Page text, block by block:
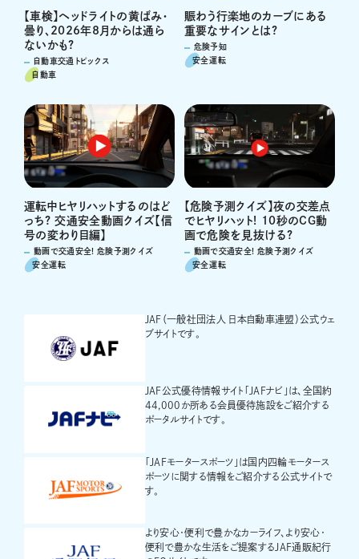
【車検】ヘッドライトの黄ばみ・
曇り、2026年8月からは通ら
ないかも?
自動車交通トピックス
自動車
賑わう行楽地のカーブにある
重要なサインとは?
危険予知
安全運転
運転中ヒヤリハットするのはど
っち? 交通安全動画クイズ【信
号の変わり目編】
動画で交通安全! 危険予測クイズ
安全運転
【危険予測クイズ】夜の交差点
でヒヤリハット! 10秒のCG動
画で危険を見抜ける?
動画で交通安全! 危険予測クイズ
安全運転
JAF（一般社団法人 日本自動車連盟）公式ウェ
ブサイトです。
JAF公式優待情報サイト「JAFナビ」は、全国約
44,000か所ある会員優待施設をご紹介する
ポータルサイトです。
「JAFモータースポーツ」は国内四輪モータース
ポーツに関する情報をご紹介する公式サイトで
す。
より安心・便利で豊かなカーライフ、より安心・
便利で豊かな生活をご提案するJAF通販紀行